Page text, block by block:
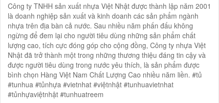
Công ty TNHH sản xuất nhựa Việt Nhật được thành lập năm 2001
là doanh nghiệp sản xuất và kinh doanh các sản phẩm ngành
nhựa trên địa bàn cả nước. Sau nhiều năm phấn đấu không
ngừng để đem lại cho người tiêu dùng những sản phẩm chất
lượng cao, tích cực đóng góp cho cộng đồng, Công ty nhựa Việt
Nhật đã trở thành một trong những thương thiệu đáng tin cậy và
được người tiêu dùng trong nước yêu thích, là sản phẩm được
bình chọn Hàng Việt Nam Chất Lượng Cao nhiều năm liền. #tủ
#tunhua #tủnhựa #vietnhat #việtnhật #tunhuavietnhat
#tủnhựaviệtnhật #tunhuatreem